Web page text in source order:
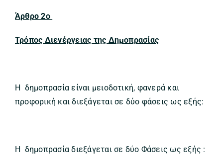
Άρθρο 2ο
Τρόπος Διενέργειας της Δημοπρασίας
Η δημοπρασία είναι μειοδοτική, φανερά και
προφορική και διεξάγεται σε δύο φάσεις ως εξής:
Η δημοπρασία διεξάγεται σε δύο Φάσεις ως εξής :